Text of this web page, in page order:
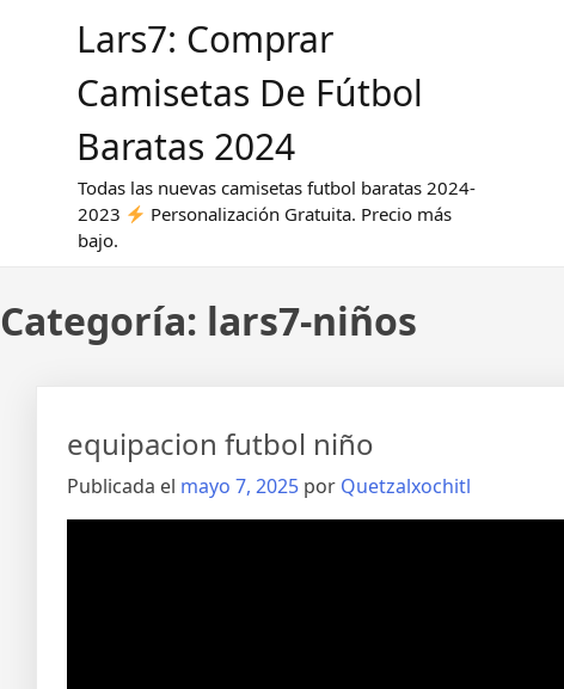
Lars7: Comprar
Camisetas De Fútbol
Baratas 2024
Todas las nuevas camisetas futbol baratas 2024-
2023
Personalización Gratuita. Precio más
bajo.
Categoría: lars7-niños
equipacion futbol niño
Publicada el mayo 7, 2025 por Quetzalxochitl